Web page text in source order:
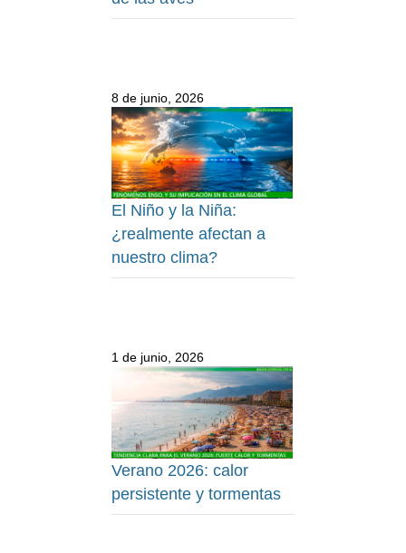
8 de junio, 2026
El Niño y la Niña:
¿realmente afectan a
nuestro clima?
1 de junio, 2026
Verano 2026: calor
persistente y tormentas